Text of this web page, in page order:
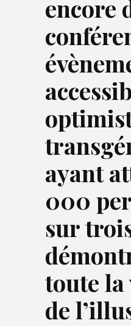
encore
ayant
000
sur
toute
de